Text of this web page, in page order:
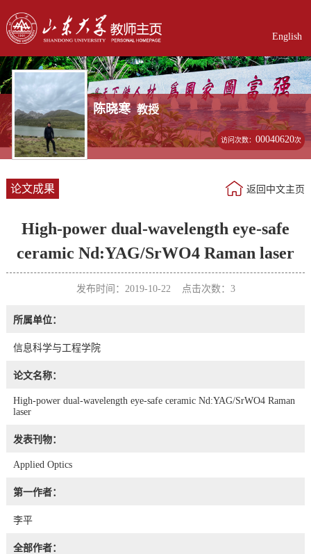
English
陈晓寒 教授
访问次数：00040620次
论文成果 返回中文主页
High-power dual-wavelength eye-safe
ceramic Nd:YAG/SrWO4 Raman laser
发布时间：2019-10-22 点击次数： 3
所属单位：
信息科学与工程学院
论文名称：
High-power dual-wavelength eye-safe ceramic Nd:YAG/SrWO4 Raman
laser
发表刊物：
Applied Optics
第一作者：
李平
全部作者：